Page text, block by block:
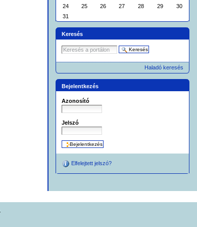
24
25 26 27 28 29
30
31
Keresés
Haladó keresés
Bejelentkezés
Azonosító
Jelszó
Elfelejtett jelszó?